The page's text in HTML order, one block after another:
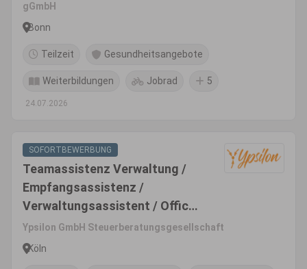
gGmbH
Bonn
Teilzeit Gesundheitsangebote
Weiterbildungen Jobrad 5
24.07.2026
SOFORTBEWERBUNG
Teamassistenz Verwaltung /
Empfangsassistenz /
Verwaltungsassistent / Office-
Manager (m/w/d)
Ypsilon GmbH Steuerberatungsgesellschaft
Köln